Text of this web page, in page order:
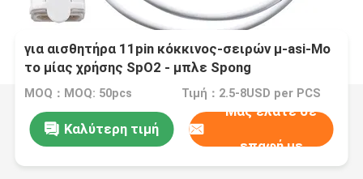
για αισθητήρα 11pin κόκκινος-σειρών μ-asi-Mo
το μίας χρήσης SpO2 - μπλε Spong
MOQ：MOQ: 50pcs Τιμή：2.5-8USD per PCS
Καλύτερη τιμή
Μας ελάτε σε
επαφή με